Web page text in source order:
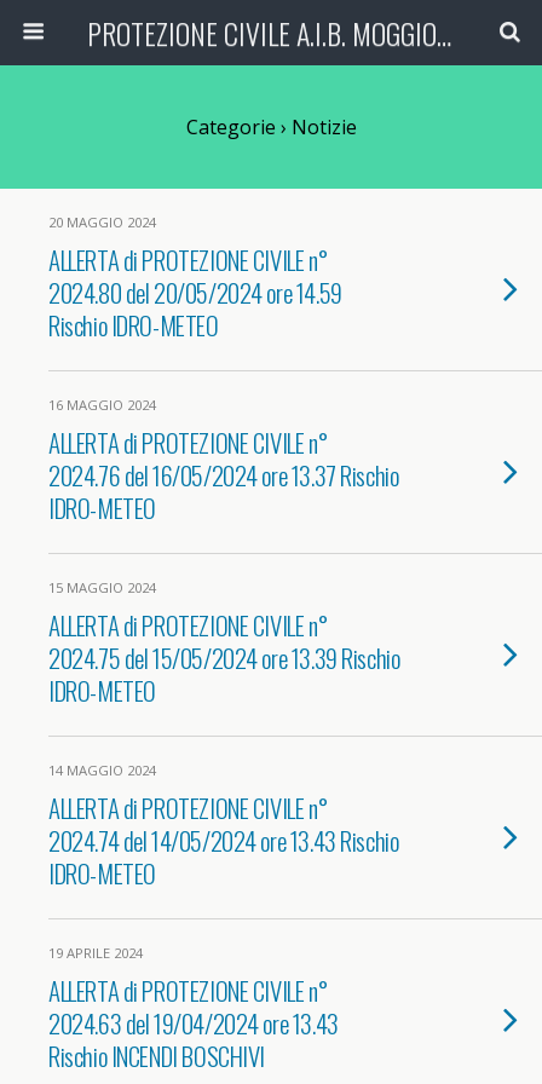
PROTEZIONE CIVILE A.I.B. MOGGIO (LC)
Categorie › Notizie
20 MAGGIO 2024
ALLERTA di PROTEZIONE CIVILE n°
2024.80 del 20/05/2024 ore 14.59
Rischio IDRO-METEO
16 MAGGIO 2024
ALLERTA di PROTEZIONE CIVILE n°
2024.76 del 16/05/2024 ore 13.37 Rischio
IDRO-METEO
15 MAGGIO 2024
ALLERTA di PROTEZIONE CIVILE n°
2024.75 del 15/05/2024 ore 13.39 Rischio
IDRO-METEO
14 MAGGIO 2024
ALLERTA di PROTEZIONE CIVILE n°
2024.74 del 14/05/2024 ore 13.43 Rischio
IDRO-METEO
19 APRILE 2024
ALLERTA di PROTEZIONE CIVILE n°
2024.63 del 19/04/2024 ore 13.43
Rischio INCENDI BOSCHIVI